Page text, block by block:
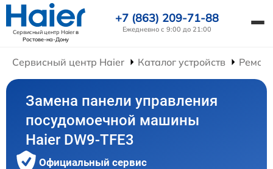
Сервисный центр Haierв
Ростове-на-Дону
+7 (863) 209-71-88
Ежедневно с 9:00 до 21:00
Сервисный центр Haier Каталог устройств
Замена панели управления
посудомоечной машины
Haier DW9-TFE3
Официальный сервис